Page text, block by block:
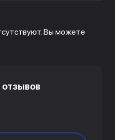
Вы можете
отзывов